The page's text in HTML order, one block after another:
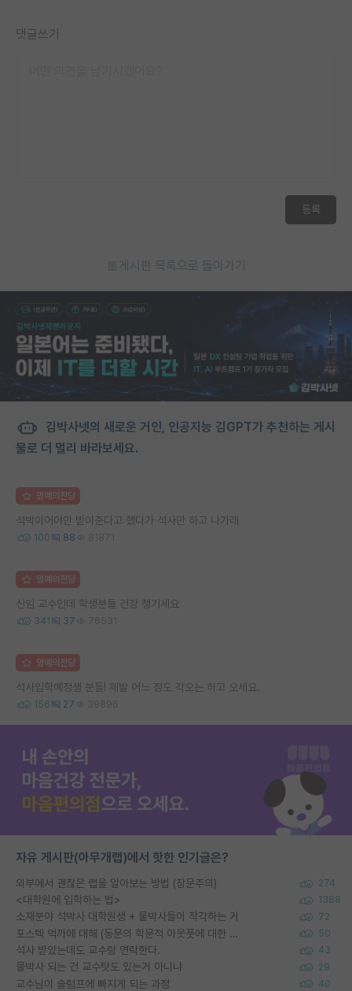
댓글쓰기
등록
게시판 목록으로 돌아가기
김박사넷의 새로운 거인, 인공지능 김GPT가 추천하는 게시
물로 더 멀리 바라보세요.
명예의전당
석박이어야만 받아준다고 했다가 석사만 하고 나가래
100 88 81871
명예의전당
신임 교수인데 학생분들 건강 챙기세요
341 37 76531
명예의전당
석사입학예정생 분들! 제발 어느 정도 각오는 하고 오세요.
156 27 39896
자유 게시판(아무개랩)에서 핫한 인기글은?
외부에서 괜찮은 랩을 알아보는 방법 (장문주의) 274
<대학원에 입학하는 법> 1388
소재분야 석박사 대학원생 + 물박사들이 착각하는 거 72
포스텍 억까에 대해 (동문의 학문적 아웃풋에 대한 반박) 50
석사 받았는데도 교수랑 연락한다. 43
물박사 되는 건 교수탓도 있는거 아니냐 29
교수님이 슬럼프에 빠지게 되는 과정 40